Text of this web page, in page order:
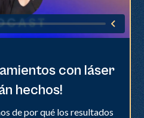
con láser
hechos!
de por qué los resultados